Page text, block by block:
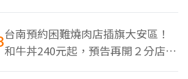
色美食多
台南預約困難燒肉店插旗大安區！
和牛丼240元起，預告再開２分店、
地點曝光